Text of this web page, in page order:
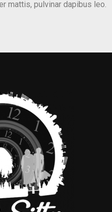
mattis, pulvinar dapibus leo.